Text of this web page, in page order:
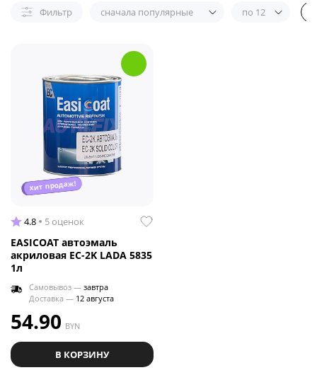
Фильтр сначала популярные по 12
хит продаж!
4.8 5 оценок
EASICOAT автоэмаль
акриловая EC-2K LADA 5835
1л
Самовывоз — завтра
Доставка — 12 августа
54.90 BYN
В КОРЗИНУ